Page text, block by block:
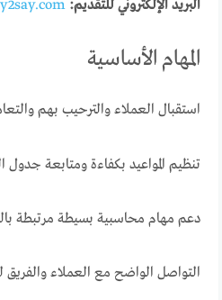
البريد الإلكتروني للتقديم:
المهام الأساسية
استقبال العملاء والترحيب بهم
تنظيم المواعيد بكفاءة ومتابعة
دعم مهام محاسبية بسيطة مرتبطة
التواصل الواضح مع العملاء